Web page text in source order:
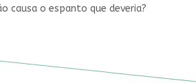
causa o espanto que deveria?